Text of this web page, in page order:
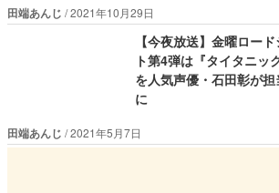
田端あんじ 2021年10月29日
【今夜放送】金曜ロー
ト第4弾は『タイタニッ
を人気声優・石田彰が
に
田端あんじ 2021年5月7日